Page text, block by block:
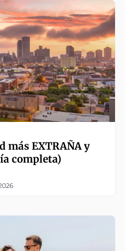
más EXTRAÑA y
completa)